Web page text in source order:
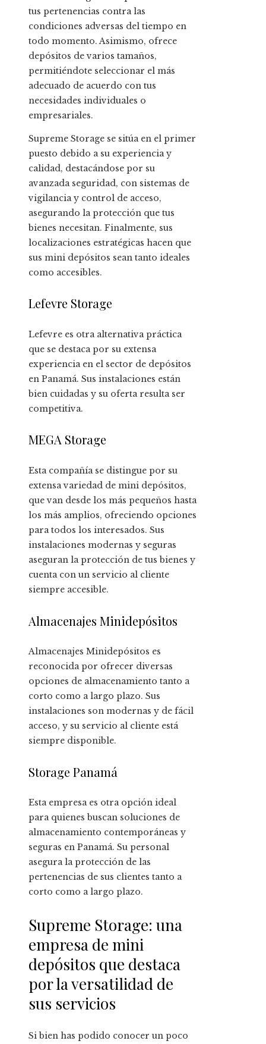
tus pertenencias contra las
condiciones adversas del tiempo en
todo momento. Asimismo, ofrece
depósitos de varios tamaños,
permitiéndote seleccionar el más
adecuado de acuerdo con tus
necesidades individuales o
empresariales.
Supreme Storage se sitúa en el primer
puesto debido a su experiencia y
calidad, destacándose por su
avanzada seguridad, con sistemas de
vigilancia y control de acceso,
asegurando la protección que tus
bienes necesitan. Finalmente, sus
localizaciones estratégicas hacen que
sus mini depósitos sean tanto ideales
como accesibles.
Lefevre Storage
Lefevre es otra alternativa práctica
que se destaca por su extensa
experiencia en el sector de depósitos
en Panamá. Sus instalaciones están
bien cuidadas y su oferta resulta ser
competitiva.
MEGA Storage
Esta compañía se distingue por su
extensa variedad de mini depósitos,
que van desde los más pequeños hasta
los más amplios, ofreciendo opciones
para todos los interesados. Sus
instalaciones modernas y seguras
aseguran la protección de tus bienes y
cuenta con un servicio al cliente
siempre accesible.
Almacenajes Minidepósitos
Almacenajes Minidepósitos es
reconocida por ofrecer diversas
opciones de almacenamiento tanto a
corto como a largo plazo. Sus
instalaciones son modernas y de fácil
acceso, y su servicio al cliente está
siempre disponible.
Storage Panamá
Esta empresa es otra opción ideal
para quienes buscan soluciones de
almacenamiento contemporáneas y
seguras en Panamá. Su personal
asegura la protección de las
pertenencias de sus clientes tanto a
corto como a largo plazo.
Supreme Storage: una
empresa de mini
depósitos que destaca
por la versatilidad de
sus servicios
Si bien has podido conocer un poco